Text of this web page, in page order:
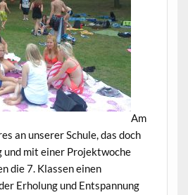
Am
an unserer Schule, das doch
und mit einer Projektwoche
die 7. Klassen einen
Erholung und Entspannung